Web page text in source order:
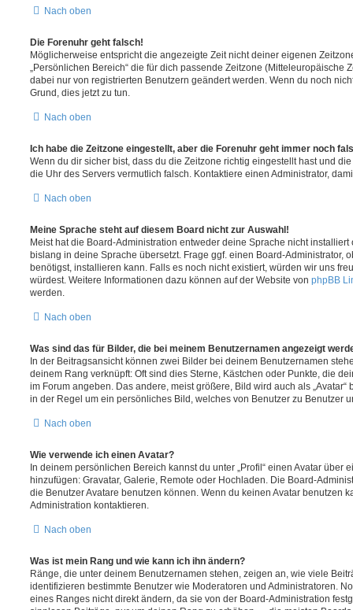
Nach oben
Die Forenuhr geht falsch!
Möglicherweise entspricht die angezeigte Zeit nicht deiner eigenen
„Persönlichen Bereich“ die für dich passende Zeitzone (Mitteleuropäische
dabei nur von registrierten Benutzern geändert werden. Wenn du noch
Grund, dies jetzt zu tun.
Nach oben
Ich habe die Zeitzone eingestellt, aber die Forenuhr geht immer noch
Wenn du dir sicher bist, dass du die Zeitzone richtig eingestellt hast und
die Uhr des Servers vermutlich falsch. Kontaktiere einen Administrator,
Nach oben
Meine Sprache steht auf diesem Board nicht zur Auswahl!
Meist hat die Board-Administration entweder deine Sprache nicht
bislang in deine Sprache übersetzt. Frage ggf. einen Board-Administrator,
benötigst, installieren kann. Falls es noch nicht existiert, würden wir uns
würdest. Weitere Informationen dazu können auf der Website von phpBB
werden.
Nach oben
Was sind das für Bilder, die bei meinem Benutzernamen angezeigt
In der Beitragsansicht können zwei Bilder bei deinem Benutzernamen
deinem Rang verknüpft: Oft sind dies Sterne, Kästchen oder Punkte, die
im Forum angeben. Das andere, meist größere, Bild wird auch als
in der Regel um ein persönliches Bild, welches von Benutzer zu Benutzer
Nach oben
Wie verwende ich einen Avatar?
In deinem persönlichen Bereich kannst du unter „Profil“ einen Avatar über
hinzufügen: Gravatar, Galerie, Remote oder Hochladen. Die Board-
die Benutzer Avatare benutzen können. Wenn du keinen Avatar benutzen
Administration kontaktieren.
Nach oben
Was ist mein Rang und wie kann ich ihn ändern?
Ränge, die unter deinem Benutzernamen stehen, zeigen an, wie viele
identifizieren bestimmte Benutzer wie Moderatoren und Administratoren.
eines Ranges nicht direkt ändern, da sie von der Board-Administration